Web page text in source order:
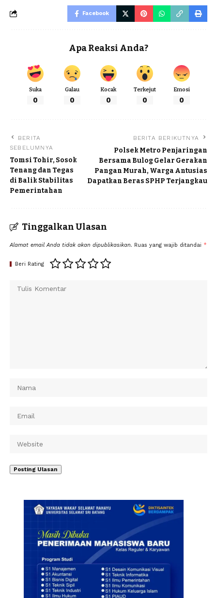
Facebook
Apa Reaksi Anda?
Suka
0
Galau
0
Kocak
0
Terkejut
0
Emosi
0
BERITA
SEBELUMNYA
Tomsi Tohir, Sosok
Tenang dan Tegas
di Balik Stabilitas
Pemerintahan
BERITA BERIKUTNYA
Polsek Metro Penjaringan
Bersama Bulog Gelar Gerakan
Pangan Murah, Warga Antusias
Dapatkan Beras SPHP Terjangkau
Tinggalkan Ulasan
Alamat email Anda tidak akan dipublikasikan. Ruas yang wajib ditandai *
Beri Rating